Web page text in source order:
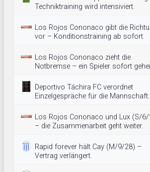
Techniktraining wird intensiviert.
Los Rojos Cononaco gibt die
vor – Konditionstraining ab sofort.
Los Rojos Cononaco zieht die
Notbremse – ein Spieler sofort
Deportivo Táchira FC verordnet
Einzelgespräche für die Mannschaft.
Los Rojos Cononaco und Lux (S/6/
– die Zusammenarbeit geht weiter.
Rapid forever hält Cay (M/9/28) –
Vertrag verlängert.